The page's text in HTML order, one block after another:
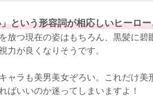
という形容詞が相応しいヒーロ
放つ現在の姿はもちろん、黒髪に
力が良くなりそうです。
ャラも美男美女ぞろい。これだけ
ばいいのか迷ってしまいますよ！